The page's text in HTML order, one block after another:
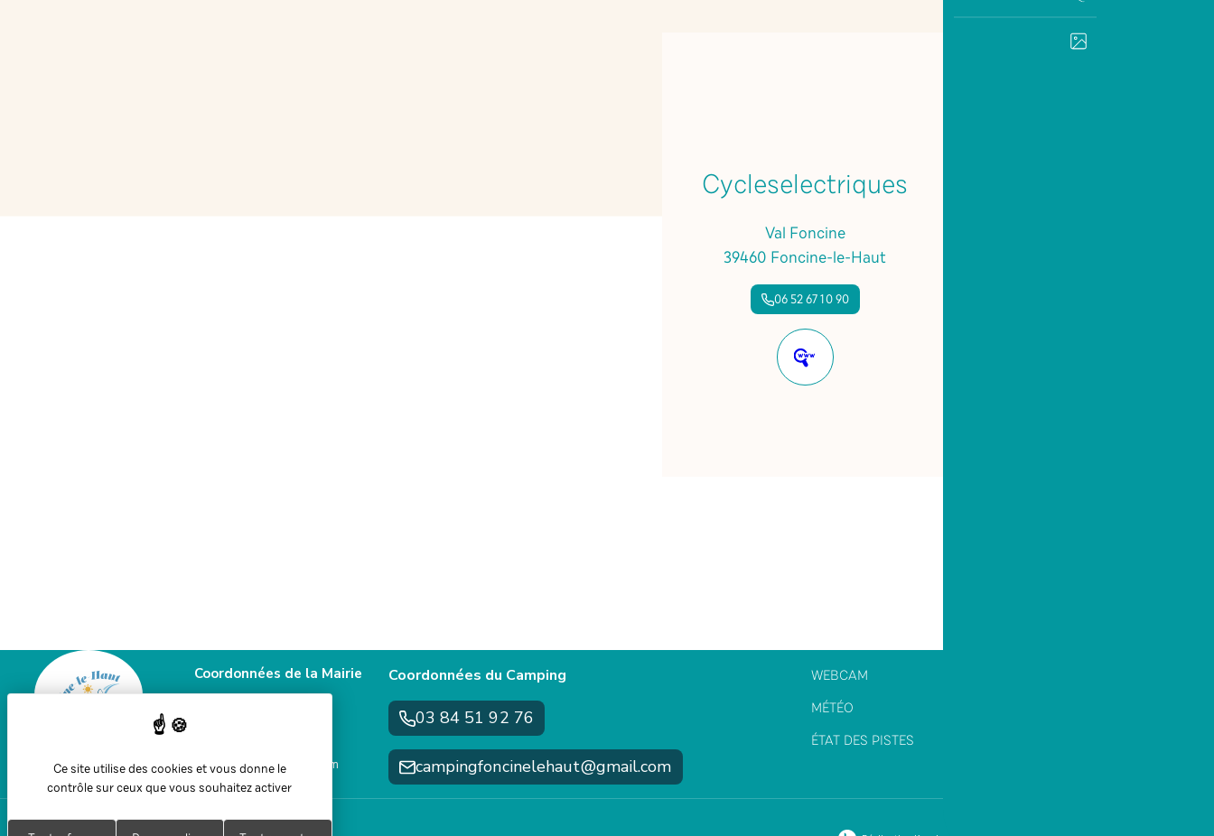
IMPRIMER
PARTAGER
Cycleselectriques
Val Foncine
39460 Foncine-le-Haut
06 52 67 10 90
Site
internet
Coordonnées de la Mairie
mairie@jura-foncine.com
Coordonnées du Camping
03 84 51 92 76
campingfoncinelehaut@gmail.com
WEBCAM
MÉTÉO
ÉTAT DES PISTES
Ce site utilise des cookies et vous donne le
contrôle sur ceux que vous souhaitez activer